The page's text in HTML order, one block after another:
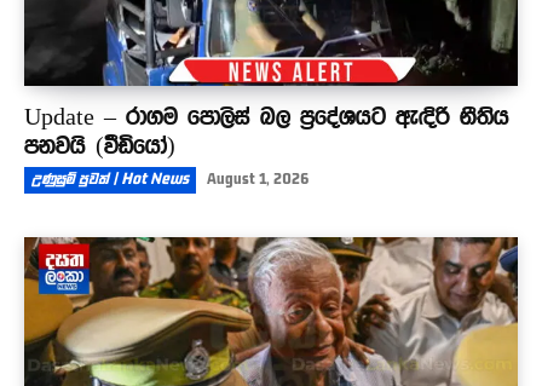
Update – රාගම පොලිස් බල ප්‍රදේශයට ඇඳිරි නීතිය
පනවයි (වීඩියෝ)
උණුසුම් පුවත් | Hot News August 1, 2026